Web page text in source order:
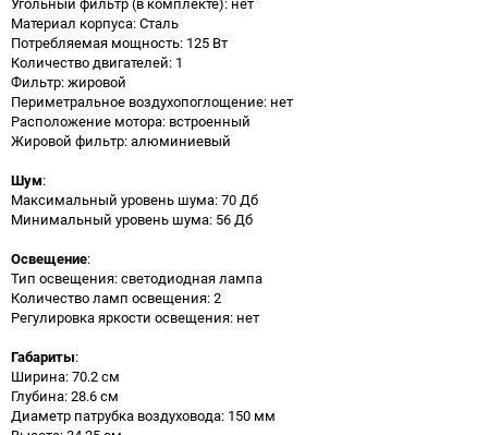
Материал корпуса: Сталь
Потребляемая мощность: 125 Вт
Количество двигателей: 1
Фильтр: жировой
Периметральное воздухопоглощение: нет
Расположение мотора: встроенный
Жировой фильтр: алюминиевый
Шум:
Максимальный уровень шума: 70 Дб
Минимальный уровень шума: 56 Дб
Освещение:
Тип освещения: светодиодная лампа
Количество ламп освещения: 2
Регулировка яркости освещения: нет
Габариты:
Ширина: 70.2 см
Глубина: 28.6 см
Диаметр патрубка воздуховода: 150 мм